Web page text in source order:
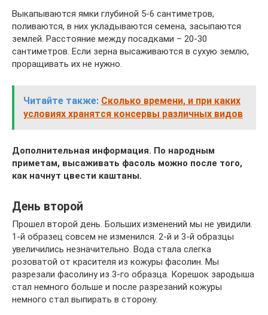
Выкапываются ямки глубиной 5-6 сантиметров,
поливаются, в них укладываются семена, засыпаются
землей. Расстояние между посадками – 20-30
сантиметров. Если зерна высаживаются в сухую землю,
проращивать их не нужно.
Читайте также: Сколько времени, и при каких
условиях хранятся консервы различных видов
Дополнительная информация. По народным
приметам, высаживать фасоль можно после того,
как начнут цвести каштаны.
День второй
Прошел второй день. Больших изменений мы не увидили.
1-й образец совсем не изменился. 2-й и 3-й образцы
увеличились незначительно. Вода стала слегка
розоватой от красителя из кожуры фасолин. Мы
разрезали фасолину из 3-го образца. Корешок зародыша
стал немного больше и после разрезаний кожуры
немного стал выпирать в сторону.